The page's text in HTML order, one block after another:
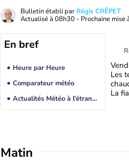
Bulletin établi par Régis CRÊPET
Actualisé à 08h30 - Prochaine mise
En bref
Heure par Heure
Comparateur météo
Actualités Météo à l'étranger
Les
La
Matin